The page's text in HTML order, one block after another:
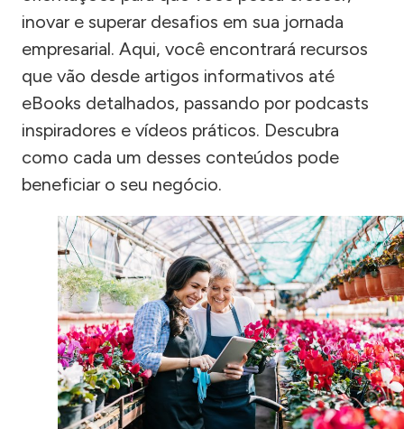
inovar e superar desafios em sua jornada
empresarial. Aqui, você encontrará recursos
que vão desde artigos informativos até
eBooks detalhados, passando por podcasts
inspiradores e vídeos práticos. Descubra
como cada um desses conteúdos pode
beneficiar o seu negócio.